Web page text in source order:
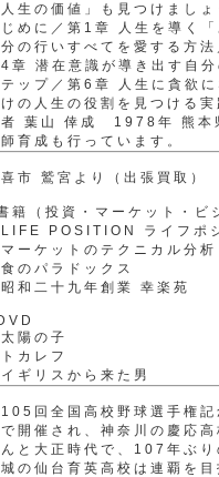
生の価値」も見つけまし
めに／第1章 人生を導く
の行いすべてを愛する方
章 潜在意識が導き出す自
ップ／第6章 人生に貪欲
の人生の役割を見つける実
葉山 倖成 1978年 熊本
育成も行っています。
市 鷲宮より（出張買取）
籍（投資・マーケット・ビ
POSITION ライフポ
ーケットのテクニカル分析
のパラドックス
和二十九年創業 幸楽苑
陽の子
カレフ
ギリスから来た男
回全国高校野球選手権
開催され、神奈川の慶応
と大正時代で、107年ぶり
の仙台育英高校は連覇を